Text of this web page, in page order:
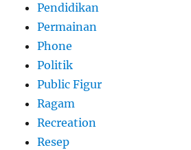
Pendidikan
Permainan
Phone
Politik
Public Figur
Ragam
Recreation
Resep